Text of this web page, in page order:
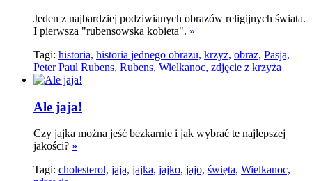
Jeden z najbardziej podziwianych obrazów religijnych świata.
I pierwsza "rubensowska kobieta". »
Tagi: historia, historia jednego obrazu, krzyż, obraz, Pasja,
Peter Paul Rubens, Rubens, Wielkanoc, zdjęcie z krzyża
Ale jaja!
Czy jajka można jeść bezkarnie i jak wybrać te najlepszej
jakości? »
Tagi: cholesterol, jaja, jajka, jajko, jajo, święta, Wielkanoc,